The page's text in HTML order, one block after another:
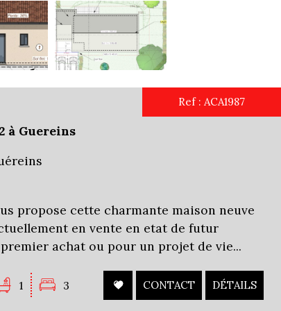
Ref : ACA1987
à Guereins
propose cette charmante maison neuve
en vente en etat de futur
achat ou pour un projet de vie...
1 3 CONTACT DÉTAILS